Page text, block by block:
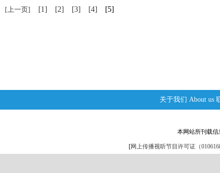
[上一页] [1] [2] [3] [4] [5]
关于我们 About us
本网站所刊载
[网上传播视听节目许可证（